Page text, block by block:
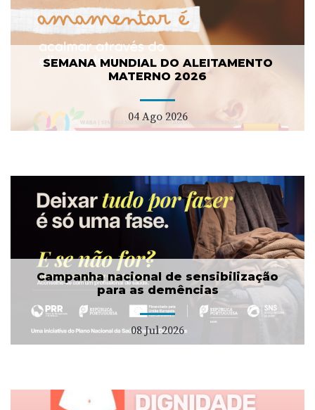
SEMANA MUNDIAL DO ALEITAMENTO
MATERNO 2026
04 Ago 2026
Campanha nacional de sensibilização
para as demências
08 Jul 2026